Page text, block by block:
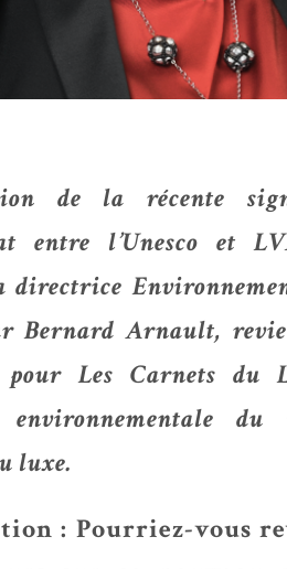
de la récente
entre l’Unesco et
directrice
Bernard Arnault,
pour Les Carnets du
environnementale
luxe.
: Pourriez-vous